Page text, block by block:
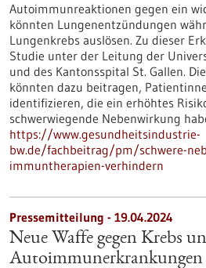
Autoimmunreaktionen gegen ein
könnten Lungenentzündungen
Lungenkrebs auslösen. Zu dieser
Studie unter der Leitung der
und des Kantonsspital St. Gallen.
könnten dazu beitragen,
identifizieren, die ein erhöhtes
schwerwiegende Nebenwirkung
https://www.gesundheitsindustrie-
bw.de/fachbeitrag/pm/schwere-
immuntherapien-verhindern
Pressemitteilung - 19.04.2024
Neue Waffe gegen Krebs
Autoimmunerkrankungen